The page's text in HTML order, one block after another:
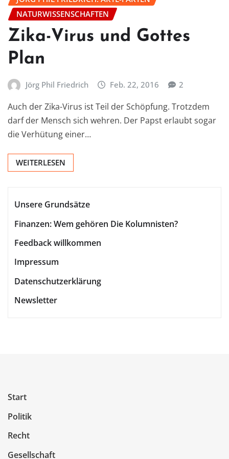
NATURWISSENSCHAFTEN
Zika-Virus und Gottes
Plan
Jörg Phil Friedrich Feb. 22, 2016 2
Auch der Zika-Virus ist Teil der Schöpfung. Trotzdem
darf der Mensch sich wehren. Der Papst erlaubt sogar
die Verhütung einer…
WEITERLESEN
Unsere Grundsätze
Finanzen: Wem gehören Die Kolumnisten?
Feedback willkommen
Impressum
Datenschutzerklärung
Newsletter
Start
Politik
Recht
Gesellschaft